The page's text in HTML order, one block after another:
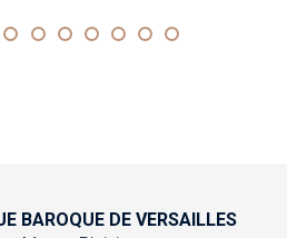
BAROQUE DE VERSAILLES